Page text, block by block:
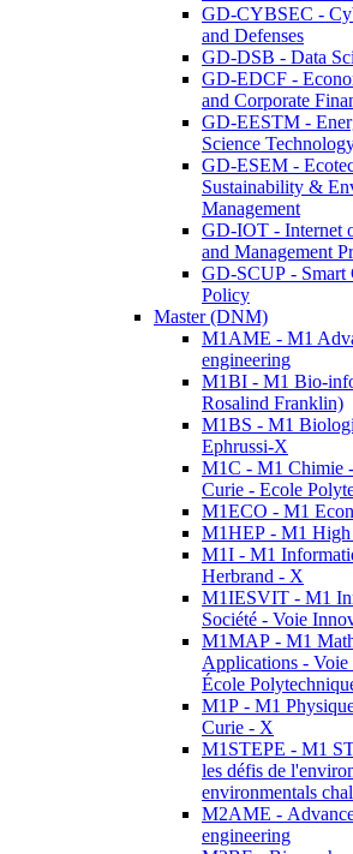
GD-CYBSEC -
and Defenses
GD-DSB - Data
GD-EDCF -
and Corporate
GD-EESTM -
Science
GD-ESEM -
Sustainability &
Management
GD-IOT - Internet
and Management
GD-SCUP - Smart
Policy
Master (DNM)
M1AME - M1
engineering
M1BI - M1 Bio-
Rosalind Franklin)
M1BS - M1
Ephrussi-X
M1C - M1 Chimie
Curie - Ecole
M1ECO - M1
M1HEP - M1 High
M1I - M1
Herbrand - X
M1IESVIT - M1
Société - Voie
M1MAP - M1
Applications - Voie
École
M1P - M1
Curie - X
M1STEPE - M1
les défis de
environmentals
M2AME -
engineering